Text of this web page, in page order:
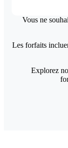
Vous ne
Les forfaits
Explorez